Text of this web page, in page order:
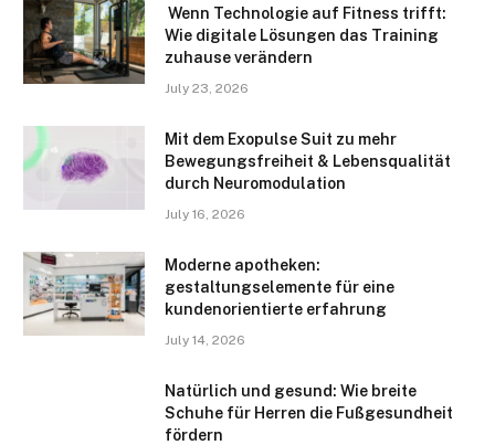
Wenn Technologie auf Fitness trifft:
Wie digitale Lösungen das Training
zuhause verändern
July 23, 2026
Mit dem Exopulse Suit zu mehr
Bewegungsfreiheit & Lebensqualität
durch Neuromodulation
July 16, 2026
Moderne apotheken:
gestaltungselemente für eine
kundenorientierte erfahrung
July 14, 2026
Natürlich und gesund: Wie breite
Schuhe für Herren die Fußgesundheit
fördern